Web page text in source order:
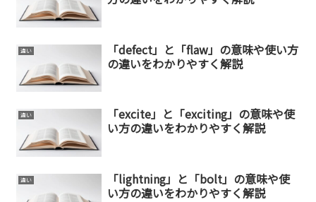
違い
「defect」と「flaw」の意味や使い方
の違いをわかりやすく解説
違い
「excite」と「exciting」の意味や使
い方の違いをわかりやすく解説
違い
「lightning」と「bolt」の意味や使
い方の違いをわかりやすく解説